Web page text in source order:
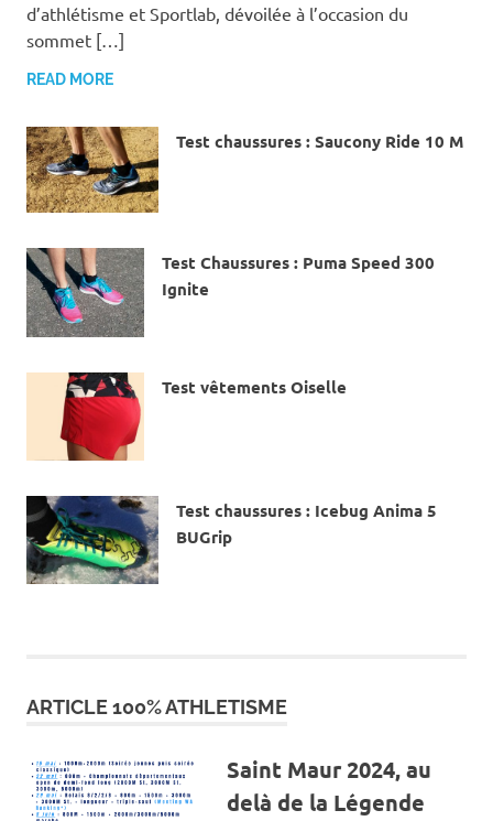
d’athlétisme et Sportlab, dévoilée à l’occasion du
sommet […]
READ MORE
Test chaussures : Saucony Ride 10 M
Test Chaussures : Puma Speed 300
Ignite
Test vêtements Oiselle
Test chaussures : Icebug Anima 5
BUGrip
ARTICLE 100% ATHLETISME
Saint Maur 2024, au
delà de la Légende